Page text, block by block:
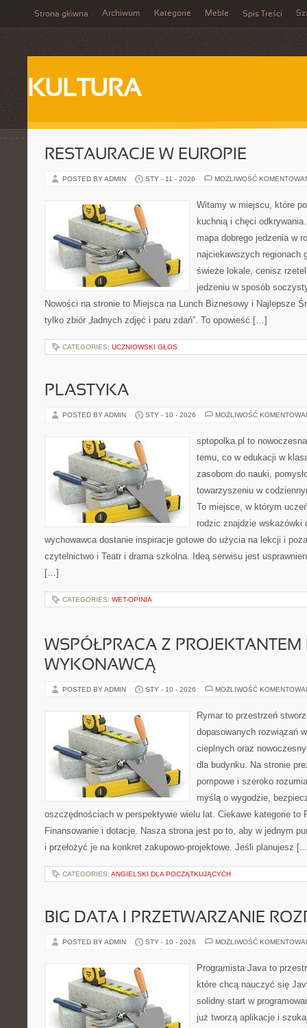
Strona główna Archiwum Kategorie Meble Spis Treści
KULTURA
RESTAURACJE W EUROPIE
POSTED BY ADMIN STY - 11 - 2026 MOŻLIWOŚĆ
Witamy w miejscu, które
kuchnią i chęci
mapa dobrego jedzenia w
najciekawszych regionach
świeże lokale, cenisz
jedzeniu w sposób
Nowości na stronie to Miejsca na Lunch Biznesowy i Najlepsze
tylko zbiór „ładnych zdjęć i paru zdań”. To opowieść […]
CATEGORIES: UCZNIOWSKI GŁOS
PLASTYKA
POSTED BY ADMIN STY - 10 - 2026 MOŻLIWOŚĆ
sptopolka.pl to
temu, co w edukacji w
zasobom do nauki,
towarzyszeniu w
To miejsce, w którym
rodzic znajdzie wskazówki
wychowawca dostanie inspiracje gotowe do użycia na lekcji i
czytelnictwo i Teatr i drama szkolna. Ideą serwisu jest
[…]
CATEGORIES: WET-OPINIA
WSPÓŁPRACA Z PROJEKTANTEM
WYKONAWCĄ
POSTED BY ADMIN STY - 10 - 2026 MOŻLIWOŚĆ
Rymar to przestrzeń
dopasowanych rozwiązań
cieplnych oraz
dla budynku. Na stronie
pompowe i szeroko
myślą o wygodzie,
oszczędnościach w perspektywie wielu lat. Ciekawe kategorie to
Finansowanie i dotacje. Nasza strona jest po to, aby w jednym
i przełożyć je na konkret zakupowo-projektowe. Jeśli planujesz
CATEGORIES: ANGIELSKI DLA POCZĄTKUJĄCYCH
BIG DATA I PRZETWARZANIE
POSTED BY ADMIN STY - 10 - 2026 MOŻLIWOŚĆ
Programista Java to
które chcą nauczyć się
solidny start w
już tworzą aplikacje i